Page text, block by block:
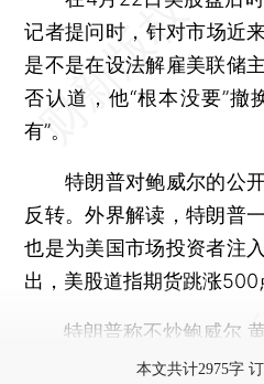
记者提问时，针对市场
是不是在设法解雇美联储
否认道，他“根本没要”撤
有”。
特朗普对鲍威尔的公开
反转。外界解读，特朗普
也是为美国市场投资者注
出，美股道指期货跳涨500
特朗普称不炒鲍威尔
本文共计2975字